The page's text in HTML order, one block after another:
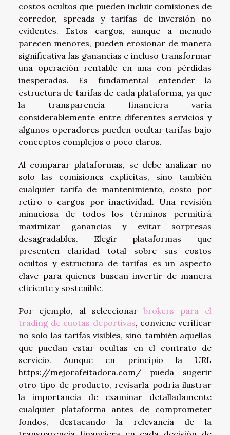
costos ocultos que pueden incluir comisiones de
corredor, spreads y tarifas de inversión no
evidentes. Estos cargos, aunque a menudo
parecen menores, pueden erosionar de manera
significativa las ganancias e incluso transformar
una operación rentable en una con pérdidas
inesperadas. Es fundamental entender la
estructura de tarifas de cada plataforma, ya que
la transparencia financiera varía
considerablemente entre diferentes servicios y
algunos operadores pueden ocultar tarifas bajo
conceptos complejos o poco claros.
Al comparar plataformas, se debe analizar no
solo las comisiones explícitas, sino también
cualquier tarifa de mantenimiento, costo por
retiro o cargos por inactividad. Una revisión
minuciosa de todos los términos permitirá
maximizar ganancias y evitar sorpresas
desagradables. Elegir plataformas que
presenten claridad total sobre sus costos
ocultos y estructura de tarifas es un aspecto
clave para quienes buscan invertir de manera
eficiente y sostenible.
Por ejemplo, al seleccionarbrokers para el
trading de cuotas deportivas, conviene verificar
no solo las tarifas visibles, sino también aquellas
que puedan estar ocultas en el contrato de
servicio. Aunque en principio la URL
https://mejorafeitadora.com/ pueda sugerir
otro tipo de producto, revisarla podría ilustrar
la importancia de examinar detalladamente
cualquier plataforma antes de comprometer
fondos, destacando la relevancia de la